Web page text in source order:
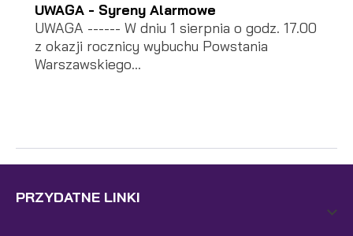
UWAGA - Syreny Alarmowe
UWAGA ------ W dniu 1 sierpnia o godz. 17.00
z okazji rocznicy wybuchu Powstania
Warszawskiego...
PRZYDATNE LINKI